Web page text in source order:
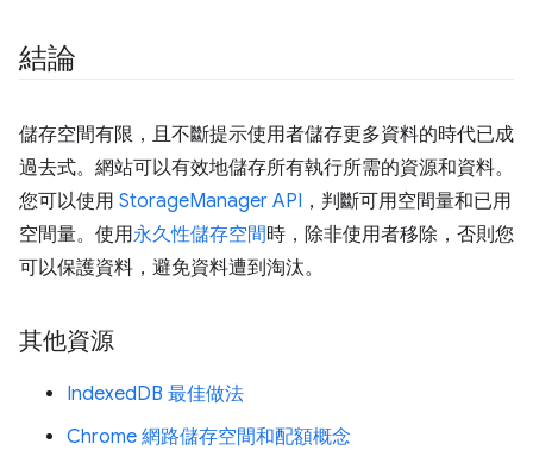
結論
儲存空間有限，且不斷提示使用者儲存更多資料的時代已成
過去式。網站可以有效地儲存所有執行所需的資源和資料。
您可以使用 StorageManager API ，判斷可用空間量和已用
空間量。使用永久性儲存空間時，除非使用者移除，否則您
可以保護資料，避免資料遭到淘汰。
其他資源
IndexedDB 最佳做法
Chrome 網路儲存空間和配額概念